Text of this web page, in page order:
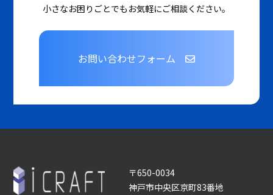
小さなお困りごとでもお気軽にご相談ください。
お問い合わせフォーム
〒650-0034
神戸市中央区京町83番地